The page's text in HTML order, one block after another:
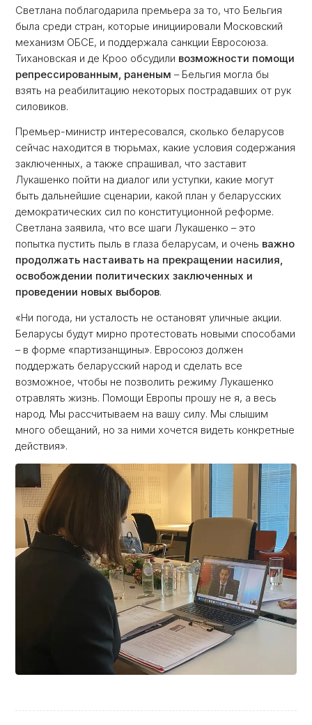
Светлана поблагодарила премьера за то, что Бельгия
была среди стран, которые инициировали Московский
механизм ОБСЕ, и поддержала санкции Евросоюза.
Тихановская и де Кроо обсудили возможности помощи
репрессированным, раненым – Бельгия могла бы
взять на реабилитацию некоторых пострадавших от рук
силовиков.
Премьер-министр интересовался, сколько беларусов
сейчас находится в тюрьмах, какие условия содержания
заключенных, а также спрашивал, что заставит
Лукашенко пойти на диалог или уступки, какие могут
быть дальнейшие сценарии, какой план у беларусских
демократических сил по конституционной реформе.
Светлана заявила, что все шаги Лукашенко – это
попытка пустить пыль в глаза беларусам, и очень важно
продолжать настаивать на прекращении насилия,
освобождении политических заключенных и
проведении новых выборов.
«Ни погода, ни усталость не остановят уличные акции.
Беларусы будут мирно протестовать новыми способами
– в форме «партизанщины». Евросоюз должен
поддержать беларусский народ и сделать все
возможное, чтобы не позволить режиму Лукашенко
отравлять жизнь. Помощи Европы прошу не я, а весь
народ. Мы рассчитываем на вашу силу. Мы слышим
много обещаний, но за ними хочется видеть конкретные
действия».